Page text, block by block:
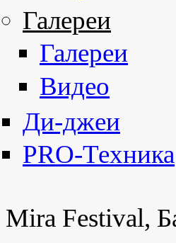
Галереи
Галереи
Видео
Ди-джеи
PRO-Техника
Mira Festival,